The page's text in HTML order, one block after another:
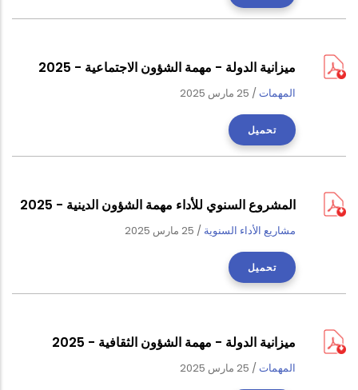
ميزانية الدولة - مهمة الشؤون الاجتماعية - 2025
المهمات/ 25 مارس 2025
تحميل
المشروع السنوي للأداء مهمة الشؤون الدينية - 2025
مشاريع الأداء السنوية / 25 مارس 2025
تحميل
ميزانية الدولة - مهمة الشؤون الثقافية - 2025
المهمات/ 25 مارس 2025